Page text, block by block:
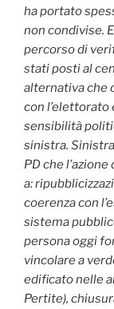
ha portato
non condivise.
percorso di
stati posti al
alternativa che
con
sensibilità
sinistra.
PD che
a:
coerenza con
sistema
persona oggi
vincolare a
edificato nelle
Pertite),